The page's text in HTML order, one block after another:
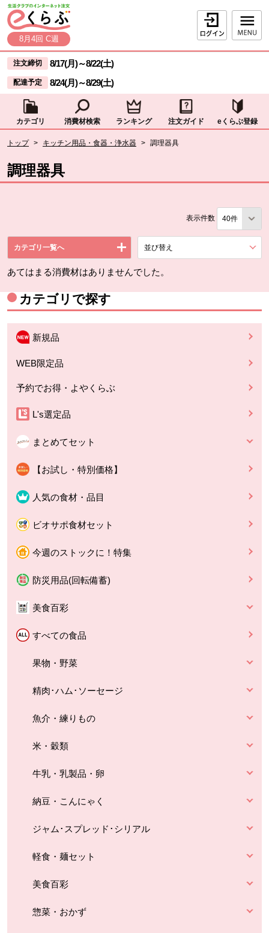
ページの先頭です。
本文へジャンプする。
8月4回 C週
ログイン
ここからサイト内共通メニューです。
サイト内共通メニューをスキップする
注文締切 8/17(月)～8/22(土)
配達予定 8/24(月)～8/29(土)
カテゴリ 消費材検索 ランキング 注文ガイド eくらぶ登録
トップ > キッチン用品・食器・浄水器 > 調理器具
調理器具
表示件数
カテゴリ一覧へ 並び替え
あてはまる消費材はありませんでした。
カテゴリで探す
新規品
WEB限定品
予約でお得・よやくらぶ
L's選定品
まとめてセット
【お試し・特別価格】
人気の食材・品目
ビオサポ食材セット
今週のストックに！特集
防災用品(回転備蓄)
美食百彩
すべての食品
果物・野菜
精肉･ハム･ソーセージ
魚介・練りもの
米・穀類
牛乳・乳製品・卵
納豆・こんにゃく
ジャム･スプレッド･シリアル
軽食・麺セット
美食百彩
惣菜・おかず